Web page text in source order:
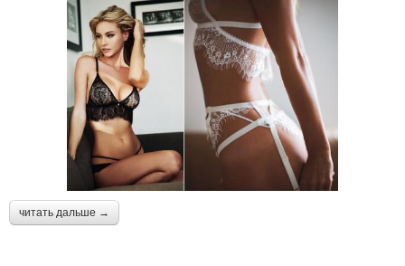
читать дальше →